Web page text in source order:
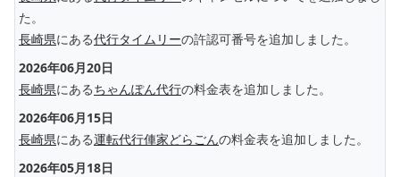
た。
長崎県にある代行タイムリーの許認可番号を追加しました。
2026年06月20日
長崎県にあるちゃんぽん代行の料金表を追加しました。
2026年06月15日
長崎県にある運転代行俥家どらごんの料金表を追加しました。
2026年05月18日